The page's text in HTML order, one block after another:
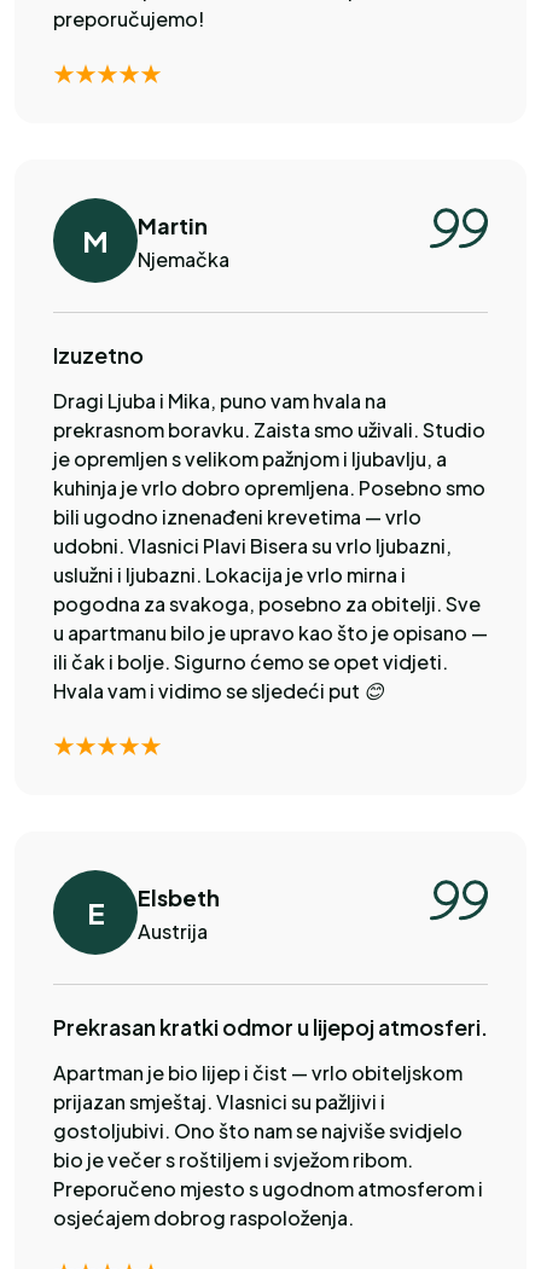
preporučujemo!
M Martin
Njemačka
Izuzetno
Dragi Ljuba i Mika, puno vam hvala na
prekrasnom boravku. Zaista smo uživali. Studio
je opremljen s velikom pažnjom i ljubavlju, a
kuhinja je vrlo dobro opremljena. Posebno smo
bili ugodno iznenađeni krevetima — vrlo
udobni. Vlasnici Plavi Bisera su vrlo ljubazni,
uslužni i ljubazni. Lokacija je vrlo mirna i
pogodna za svakoga, posebno za obitelji. Sve
u apartmanu bilo je upravo kao što je opisano —
ili čak i bolje. Sigurno ćemo se opet vidjeti.
Hvala vam i vidimo se sljedeći put 😊
E Elsbeth
Austrija
Prekrasan kratki odmor u lijepoj atmosferi.
Apartman je bio lijep i čist — vrlo obiteljskom
prijazan smještaj. Vlasnici su pažljivi i
gostoljubivi. Ono što nam se najviše svidjelo
bio je večer s roštiljem i svježom ribom.
Preporučeno mjesto s ugodnom atmosferom i
osjećajem dobrog raspoloženja.